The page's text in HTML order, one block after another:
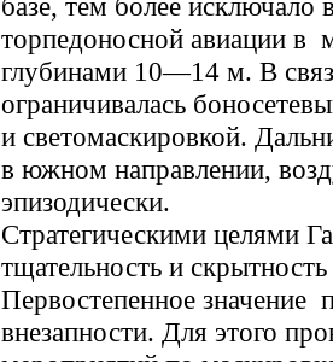
торпедоносной авиации в
глубинами 10—14 м. В
ограничивалась
и светомаскировкой.
в южном направлении,
эпизодически.
Стратегическими целями
тщательность и
Первостепенное значение
внезапности. Для этого